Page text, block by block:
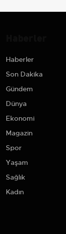
Haberler
Son Dakika
Gündem
Dünya
Ekonomi
Magazin
Spor
Yaşam
Sağlık
Kadın